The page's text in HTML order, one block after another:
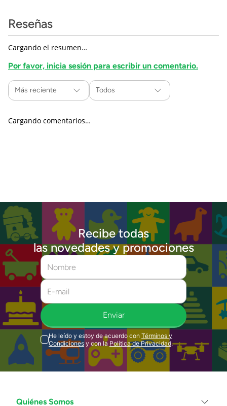
Reseñas
Cargando el resumen…
Por favor, inicia sesión para escribir un comentario.
Más reciente Todos
Cargando comentarios…
Recibe todas
las novedades y promociones
Enviar
He leído y estoy de acuerdo con Términos y
Condiciones y con la Política de Privacidad.
Quiénes Somos